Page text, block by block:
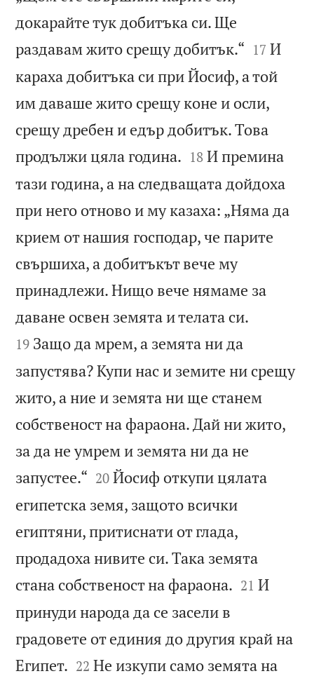
докарайте тук добитъка си. Ще
раздавам жито срещу добитък.“ 

17 И
караха добитъка си при Йосиф, а той
им даваше жито срещу коне и осли,
срещу дребен и едър добитък. Това
продължи цяла година. 

18 И премина
тази година, а на следващата дойдоха
при него отново и му казаха: „Няма да
крием от нашия господар, че парите
свършиха, а добитъкът вече му
принадлежи. Нищо вече нямаме за
даване освен земята и телата си.
19 Защо да мрем, а земята ни да
запустява? Купи нас и земите ни срещу
жито, а ние и земята ни ще станем
собственост на фараона. Дай ни жито,
за да не умрем и земята ни да не
запустее.“ 

20 Йосиф откупи цялата
египетска земя, защото всички
египтяни, притиснати от глада,
продадоха нивите си. Така земята
стана собственост на фараона. 

21 И
принуди народа да се засели в
градовете от единия до другия край на
Египет. 

22 Не изкупи само земята на